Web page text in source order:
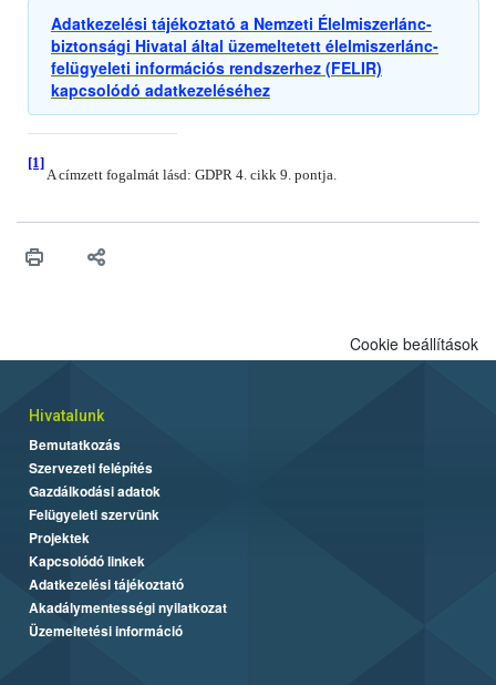
Adatkezelési tájékoztató a Nemzeti Élelmiszerlánc-
biztonsági Hivatal által üzemeltetett élelmiszerlánc-
felügyeleti információs rendszerhez (FELIR)
kapcsolódó adatkezeléséhez
[1]
A címzett fogalmát lásd: GDPR 4. cikk 9. pontja.
Cookie beállítások
Hivatalunk
Bemutatkozás
Szervezeti felépítés
Gazdálkodási adatok
Felügyeleti szervünk
Projektek
Kapcsolódó linkek
Adatkezelési tájékoztató
Akadálymentességi nyilatkozat
Üzemeltetési információ